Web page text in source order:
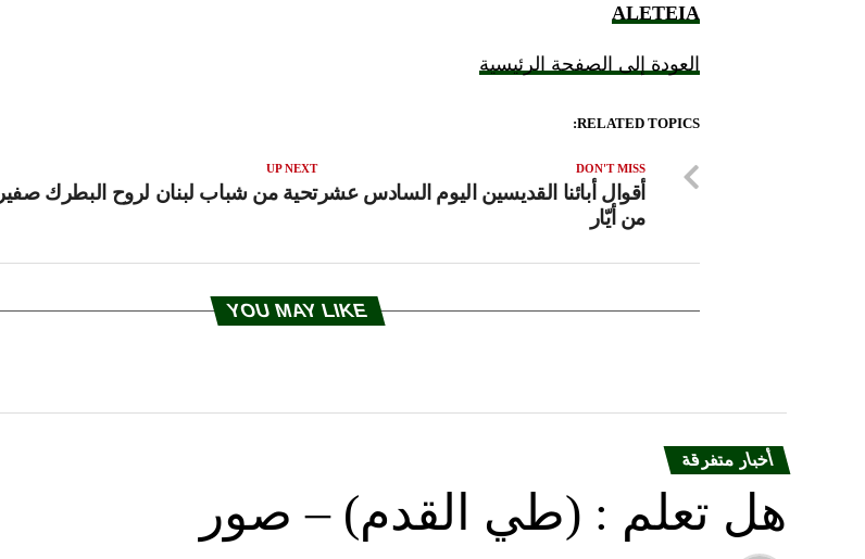
ALETEIA
العودة إلى الصفحة الرئيسية
RELATED TOPICS:
UP NEXT
تحية من شباب لبنان لروح البطرك صفير
DON'T MISS
أقوال أبائنا القديسين اليوم السادس عشر
من أيّار
YOU MAY LIKE
أخبار متفرقة
هل تعلم : (طي القدم) – صور